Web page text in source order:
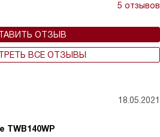
5 отзывов
ОТЗЫВ
ВСЕ ОТЗЫВЫ
18.05.2021